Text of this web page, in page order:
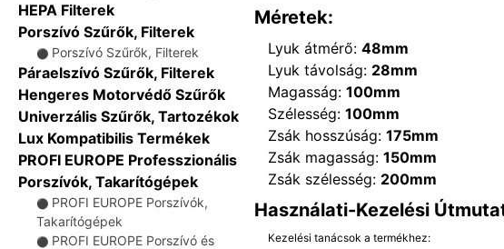
HEPA Filterek
Porszívó Szűrők, Filterek
⚫ Porszívó Szűrők, Filterek
Páraelszívó Szűrők, Filterek
Hengeres Motorvédő Szűrők
Univerzális Szűrők, Tartozékok
Lux Kompatibilis Termékek
PROFI EUROPE Professzionális
Porszívók, Takarítógépek
⚫ PROFI EUROPE Porszívók,
Takarítógépek
⚫ PROFI EUROPE Porszívó és
Méretek:
Lyuk átmérő: 48mm
Lyuk távolság: 28mm
Magasság: 100mm
Szélesség: 100mm
Zsák hosszúság: 175mm
Zsák magasság: 150mm
Zsák szélesség: 200mm
Használati-Kezelési
Kezelési tanácsok a termékhez: